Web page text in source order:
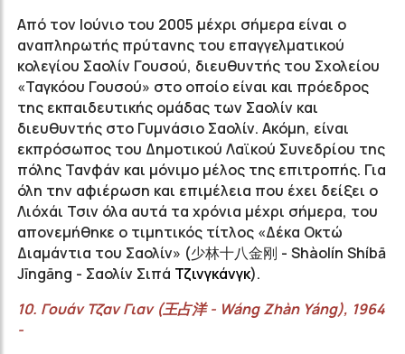
Από τον Ιούνιο του 2005 μέχρι σήμερα είναι ο
αναπληρωτής πρύτανης του επαγγελματικού
κολεγίου Σαολίν Γουσού, διευθυντής του Σχολείου
«Ταγκόου Γουσού» στο οποίο είναι και πρόεδρος
της εκπαιδευτικής ομάδας των Σαολίν και
διευθυντής στο Γυμνάσιο Σαολίν. Ακόμη, είναι
εκπρόσωπος του Δημοτικού Λαϊκού Συνεδρίου της
πόλης Τανφάν και μόνιμο μέλος της επιτροπής. Για
όλη την αφιέρωση και επιμέλεια που έχει δείξει ο
Λιόχάι Τσιν όλα αυτά τα χρόνια μέχρι σήμερα, του
απονεμήθηκε ο τιμητικός τίτλος «Δέκα Οκτώ
Διαμάντια του Σαολίν» (少林十八金刚 - Shàolín Shíbā
Jīngāng - Σαολίν Σιπά Τζινγκάνγκ).
10. Γουάν ΤζανΓιαν (王占洋- Wáng Zhàn Yáng), 1964
-